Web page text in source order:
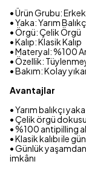
• Ürün Grubu:
• Yaka: Yarım
• Örgü: Çelik Örgü
• Kalıp: Klasik Kalıp
• Materyal: %100
• Özellik:
• Bakım: Kolay
Avantajlar
• Yarım balıkçı
• Çelik örgü dokusu
• %100 antipilling
• Klasik kalıbı ile
• Günlük
imkânı